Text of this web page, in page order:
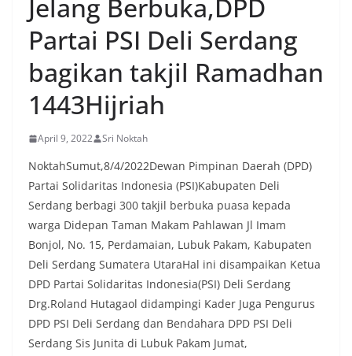
menyambut momentum HUT Kemerdekaan RI
dengan berbagai persiapan di lingkungan
masing-masing.‎Dalam dialog yang berlangsung
akrab, Bhabinkamtibmas menyapa warga,
menanyakan kondisi keamanan dan kenyamanan
lingkungan tempat tinggal, serta membuka ruang
komunikasi dua arah agar warga dapat
situasi kamtibmas di sekitar mereka.‎‎‎Salah satu
poin utama yang disampaikan dalam kegiatan
sambang ini adalah imbauan kepada warga untuk
memasang bendera Merah Putih secara penuh,
bukan setengah tiang, sebagai bentuk
penghormatan dan rasa cinta tanah air
menjelang perayaan HUT Kemerdekaan RI.
Petugas mengingatkan bahwa pemasangan
bendera dengan benar merupakan salah satu
wujud nyata partisipasi masyarakat dalam
memperingati hari bersejarah bangsa
Indonesia.‎‎”Kami mengimbau kepada seluruh
warga agar mulai mempersiapkan dan memasang
bendera Merah Putih di depan rumah masing-
Jelang Berbuka,DPD
Partai PSI Deli Serdang
bagikan takjil Ramadhan
1443Hijriah
April 9, 2022 Sri Noktah
NoktahSumut,8/4/2022Dewan Pimpinan Daerah (DPD)
Partai Solidaritas Indonesia (PSI)Kabupaten Deli
Serdang berbagi 300 takjil berbuka puasa kepada
warga Didepan Taman Makam Pahlawan Jl Imam
Bonjol, No. 15, Perdamaian, Lubuk Pakam, Kabupaten
Deli Serdang Sumatera UtaraHal ini disampaikan Ketua
DPD Partai Solidaritas Indonesia(PSI) Deli Serdang
Drg.Roland Hutagaol didampingi Kader Juga Pengurus
DPD PSI Deli Serdang dan Bendahara DPD PSI Deli
Serdang Sis Junita di Lubuk Pakam Jumat,